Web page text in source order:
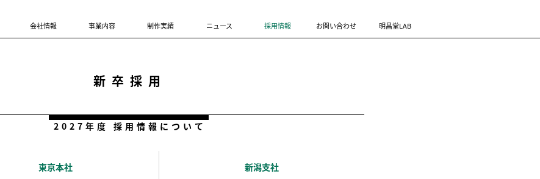
会社情報 事業内容 制作実績 ニュース 採用情報 お問い合わせ 明昌堂LAB
新卒採用
2027年度 採用情報について
東京本社 新潟支社